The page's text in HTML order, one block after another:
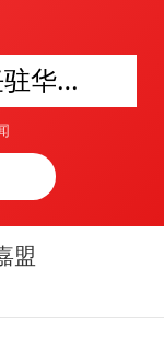
刘劲松会见印度新任驻华大使
盟